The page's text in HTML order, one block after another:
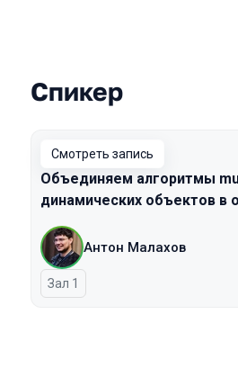
Выступления в
Спикер
Смотреть запись
Объединяем алгоритмы
динамических объектов в
Антон Малахов
Зал 1